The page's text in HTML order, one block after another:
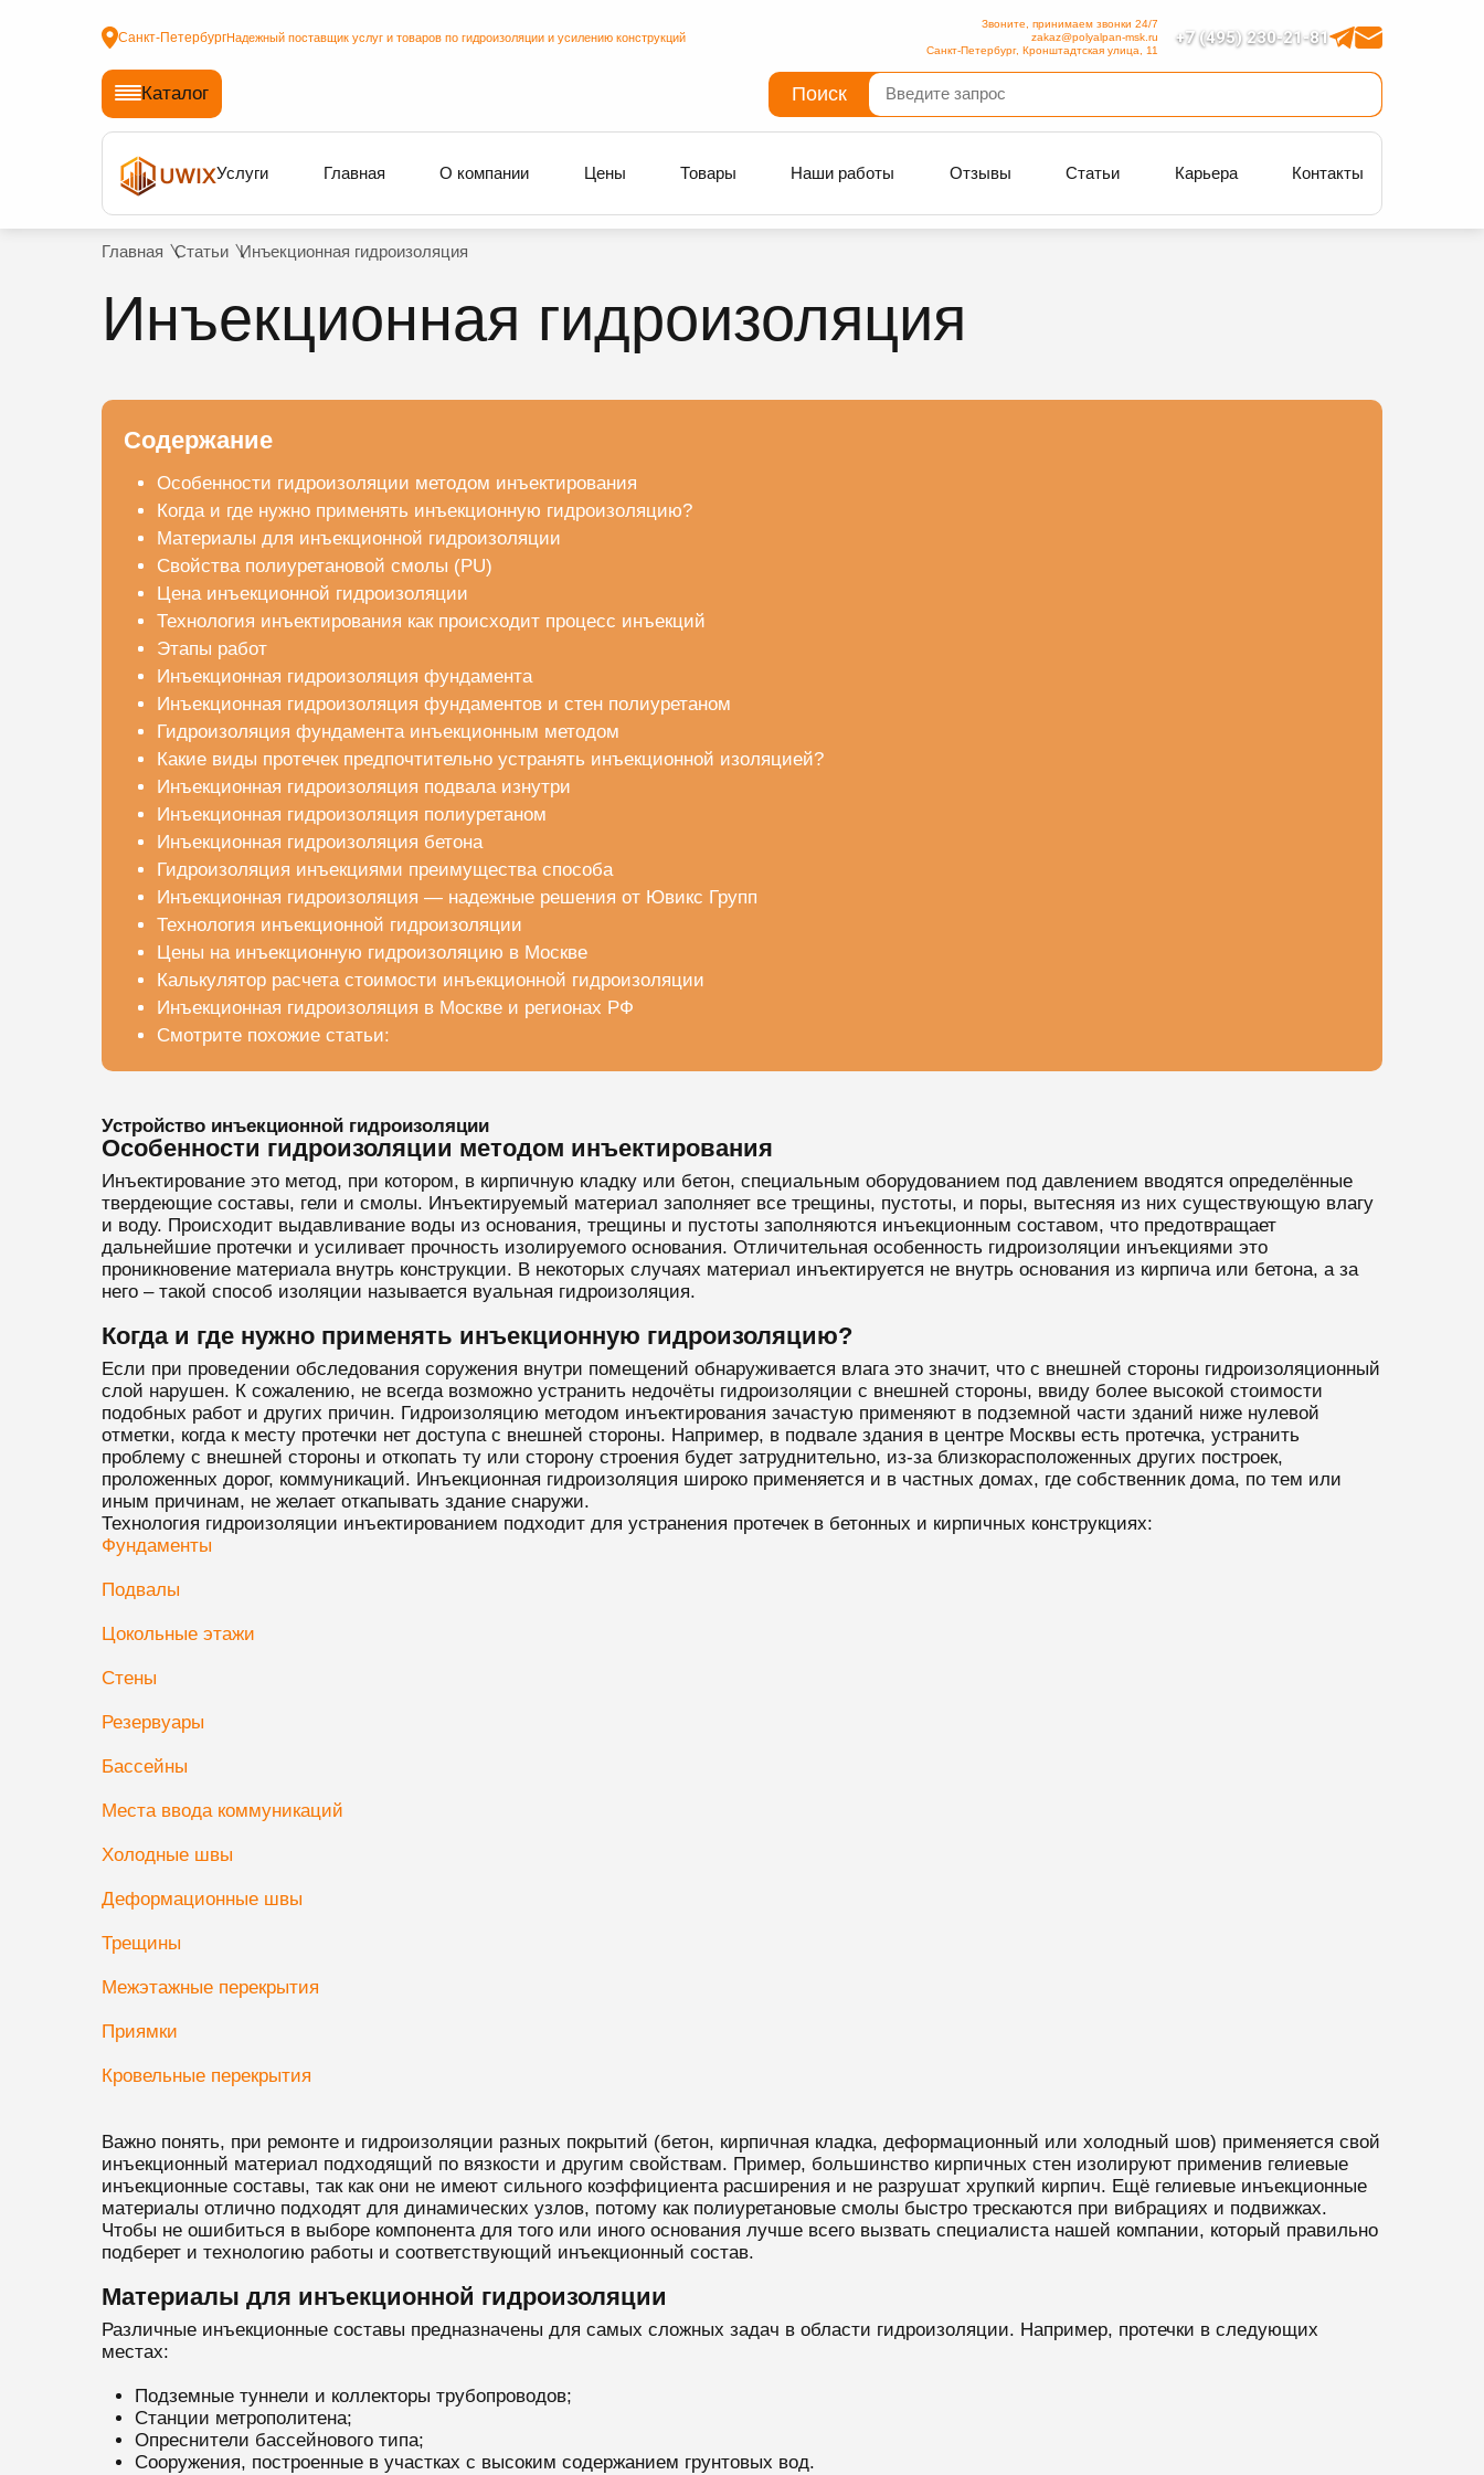
Санкт-ПетербургНадежный поставщик услуг и товаров по гидроизоляции и усилению конструкций +7 (495) 230-21-81
Звоните, принимаем звонки 24/7
zakaz@polyalpan-msk.ru
Санкт-Петербург, Кронштадтская улица, 11
Каталог Поиск
Услуги Главная О компании Цены Товары Наши работы Отзывы Статьи Карьера Контакты
Главная Статьи Инъекционная гидроизоляция
Инъекционная гидроизоляция
Содержание
Особенности гидроизоляции методом инъектирования
Когда и где нужно применять инъекционную гидроизоляцию?
Материалы для инъекционной гидроизоляции
Свойства полиуретановой смолы (PU)
Цена инъекционной гидроизоляции
Технология инъектирования как происходит процесс инъекций
Этапы работ
Инъекционная гидроизоляция фундамента
Инъекционная гидроизоляция фундаментов и стен полиуретаном
Гидроизоляция фундамента инъекционным методом
Какие виды протечек предпочтительно устранять инъекционной изоляцией?
Инъекционная гидроизоляция подвала изнутри
Инъекционная гидроизоляция полиуретаном
Инъекционная гидроизоляция бетона
Гидроизоляция инъекциями преимущества способа
Инъекционная гидроизоляция — надежные решения от Ювикс Групп
Технология инъекционной гидроизоляции
Цены на инъекционную гидроизоляцию в Москве
Калькулятор расчета стоимости инъекционной гидроизоляции
Инъекционная гидроизоляция в Москве и регионах РФ
Смотрите похожие статьи:
Устройство инъекционной гидроизоляции
Особенности гидроизоляции методом инъектирования
Инъектирование это метод, при котором, в кирпичную кладку или бетон, специальным оборудованием под давлением вводятся определённые
твердеющие составы, гели и смолы. Инъектируемый материал заполняет все трещины, пустоты, и поры, вытесняя из них существующую влагу
и воду. Происходит выдавливание воды из основания, трещины и пустоты заполняются инъекционным составом, что предотвращает
дальнейшие протечки и усиливает прочность изолируемого основания. Отличительная особенность гидроизоляции инъекциями это
проникновение материала внутрь конструкции. В некоторых случаях материал инъектируется не внутрь основания из кирпича или бетона, а за
него – такой способ изоляции называется вуальная гидроизоляция.
Когда и где нужно применять инъекционную гидроизоляцию?
Если при проведении обследования соружения внутри помещений обнаруживается влага это значит, что с внешней стороны гидроизоляционный
слой нарушен. К сожалению, не всегда возможно устранить недочёты гидроизоляции с внешней стороны, ввиду более высокой стоимости
подобных работ и других причин. Гидроизоляцию методом инъектирования зачастую применяют в подземной части зданий ниже нулевой
отметки, когда к месту протечки нет доступа с внешней стороны. Например, в подвале здания в центре Москвы есть протечка, устранить
проблему с внешней стороны и откопать ту или сторону строения будет затруднительно, из-за близкорасположенных других построек,
проложенных дорог, коммуникаций. Инъекционная гидроизоляция широко применяется и в частных домах, где собственник дома, по тем или
иным причинам, не желает откапывать здание снаружи.
Технология гидроизоляции инъектированием подходит для устранения протечек в бетонных и кирпичных конструкциях:
Фундаменты
Подвалы
Цокольные этажи
Стены
Резервуары
Бассейны
Места ввода коммуникаций
Холодные швы
Деформационные швы
Трещины
Межэтажные перекрытия
Приямки
Кровельные перекрытия
Важно понять, при ремонте и гидроизоляции разных покрытий (бетон, кирпичная кладка, деформационный или холодный шов) применяется свой
инъекционный материал подходящий по вязкости и другим свойствам. Пример, большинство кирпичных стен изолируют применив гелиевые
инъекционные составы, так как они не имеют сильного коэффициента расширения и не разрушат хрупкий кирпич. Ещё гелиевые инъекционные
материалы отлично подходят для динамических узлов, потому как полиуретановые смолы быстро трескаются при вибрациях и подвижках.
Чтобы не ошибиться в выборе компонента для того или иного основания лучше всего вызвать специалиста нашей компании, который правильно
подберет и технологию работы и соответствующий инъекционный состав.
Материалы для инъекционной гидроизоляции
Различные инъекционные составы предназначены для самых сложных задач в области гидроизоляции. Например, протечки в следующих
местах:
Подземные туннели и коллекторы трубопроводов;
Станции метрополитена;
Опреснители бассейнового типа;
Сооружения, построенные в участках с высоким содержанием грунтовых вод.